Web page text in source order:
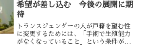
希望が差し込む 今後の展開に期
待
トランスジェンダーの人が戸籍を望む性
に変更するためには、「手術で生殖能力
がなくなっていること」という条件があ